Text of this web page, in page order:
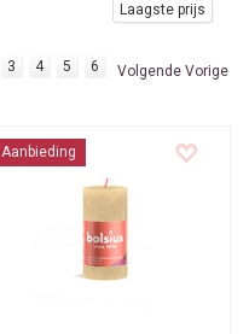
Laagste prijs
3 4 5 6 Volgende Vorige
Aanbieding